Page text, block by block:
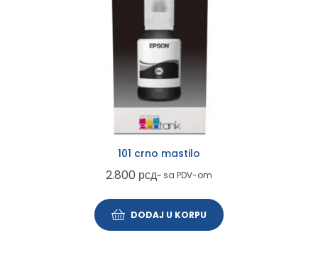
101 crno mastilo
2.800 рсд~ sa PDV-om
DODAJ U KORPU